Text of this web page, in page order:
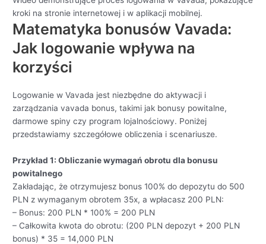
kroki na stronie internetowej i w aplikacji mobilnej.
Matematyka bonusów Vavada:
Jak logowanie wpływa na
korzyści
Logowanie w Vavada jest niezbędne do aktywacji i
zarządzania vavada bonus, takimi jak bonusy powitalne,
darmowe spiny czy program lojalnościowy. Poniżej
przedstawiamy szczegółowe obliczenia i scenariusze.
Przykład 1: Obliczanie wymagań obrotu dla bonusu
powitalnego
Zakładając, że otrzymujesz bonus 100% do depozytu do 500
PLN z wymaganym obrotem 35x, a wpłacasz 200 PLN:
– Bonus: 200 PLN * 100% = 200 PLN
– Całkowita kwota do obrotu: (200 PLN depozyt + 200 PLN
bonus) * 35 = 14,000 PLN